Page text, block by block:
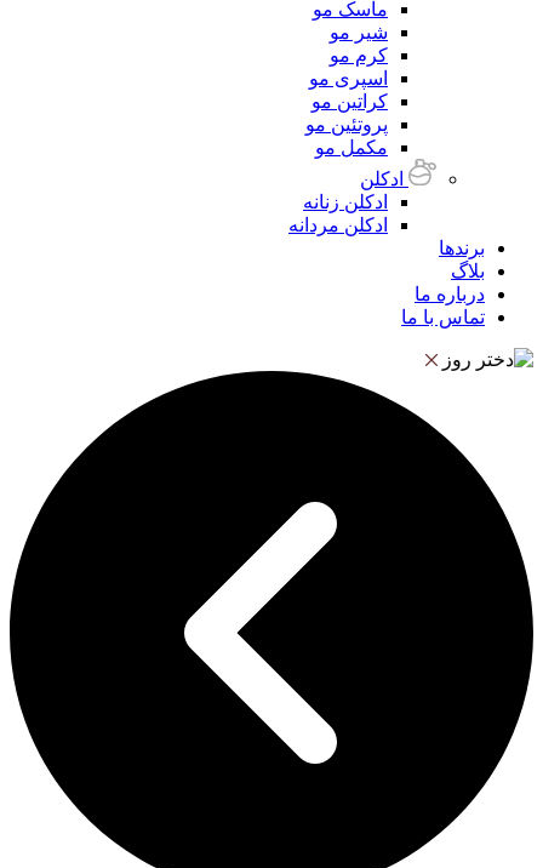
ماسک مو
شیر مو
کرم مو
اسپری مو
کراتین مو
پروتئین مو
مکمل مو
ادکلن
ادکلن زنانه
ادکلن مردانه
برندها
بلاگ
درباره ما
تماس با ما